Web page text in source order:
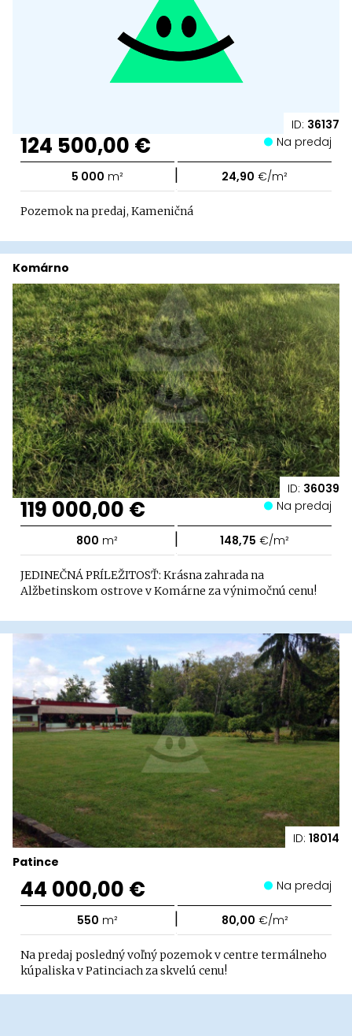
ID: 36137
124 500,00 € Na predaj
5 000 m² | 24,90 €/m²
Pozemok na predaj, Kameničná
ID: 36039
Komárno
119 000,00 € Na predaj
800 m² | 148,75 €/m²
JEDINEČNÁ PRÍLEŽITOSŤ: Krásna zahrada na
Alžbetinskom ostrove v Komárne za výnimočnú cenu!
ID: 18014
Patince
44 000,00 € Na predaj
550 m² | 80,00 €/m²
Na predaj posledný voľný pozemok v centre termálneho
kúpaliska v Patinciach za skvelú cenu!